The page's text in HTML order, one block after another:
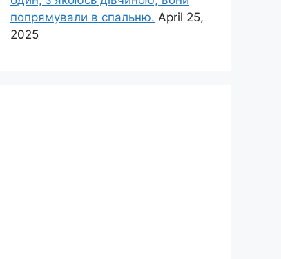
попрямували в спальню. April 25,
2025